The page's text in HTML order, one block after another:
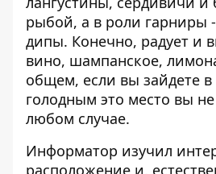
рыбой, а в роли гарниры
дипы. Конечно, радует и
вино, шампанское,
общем, если вы зайдете в
голодным это место вы
любом случае.
Информатор изучил
расположение и,